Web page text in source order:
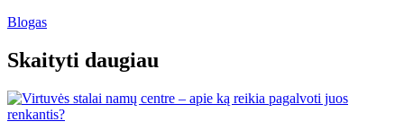
Blogas
Skaityti daugiau